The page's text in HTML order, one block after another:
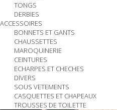
TONGS
DERBIES
ACCESSOIRES
BONNETS ET GANTS
CHAUSSETTES
MAROQUINERIE
CEINTURES
ECHARPES ET CHECHES
DIVERS
SOUS VETEMENTS
CASQUETTES ET CHAPEAUX
TROUSSES DE TOILETTE